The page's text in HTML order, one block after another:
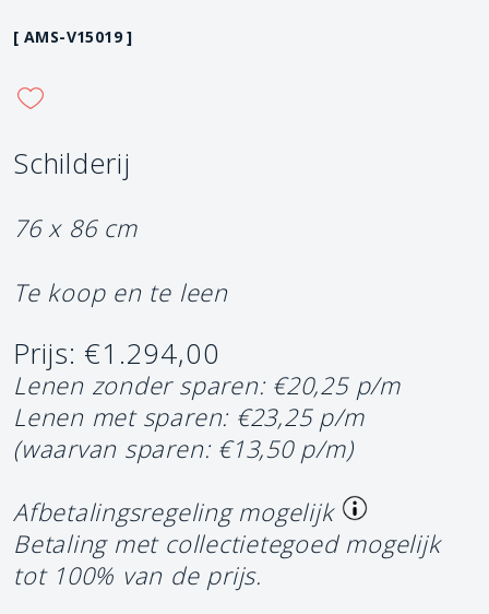
[ AMS-V15019 ]
Schilderij
76 x 86 cm
Te koop en te leen
Prijs: €1.294,00
Lenen zonder sparen: €20,25 p/m
Lenen met sparen: €23,25 p/m
(waarvan sparen: €13,50 p/m)
Afbetalingsregeling mogelijk
Betaling met collectietegoed mogelijk
tot 100% van de prijs.